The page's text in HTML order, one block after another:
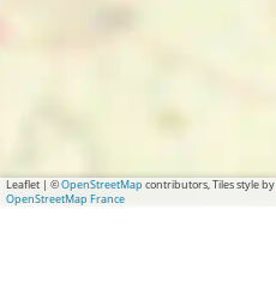
Leaflet | ©OpenStreetMap contributors, Tiles style by
OpenStreetMap France